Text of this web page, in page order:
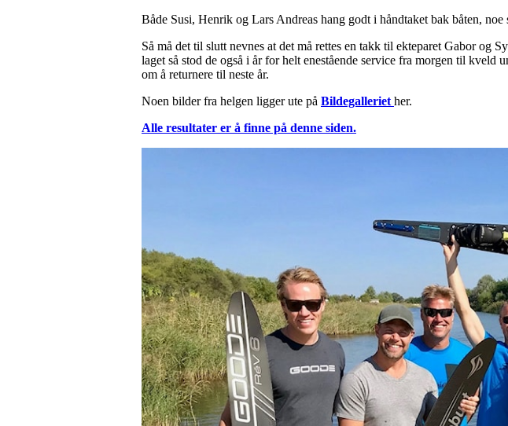
Både Susi, Henrik og Lars Andreas hang godt i håndtaket bak båten, noe
Så må det til slutt nevnes at det må rettes en takk til ekteparet Gabor og
laget så stod de også i år for helt enestående service fra morgen til
om å returnere til neste år.
Noen bilder fra helgen ligger ute på Bildegalleriet her.
Alle resultater er å finne på denne siden.